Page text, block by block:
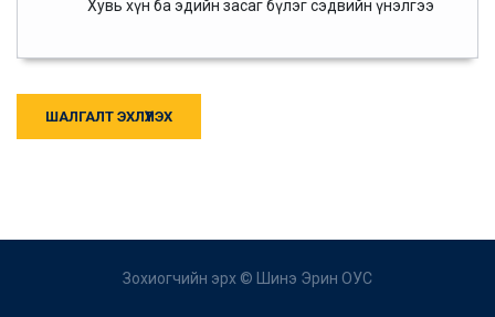
Хувь хүн ба эдийн засаг бүлэг сэдвийн үнэлгээ
ШАЛГАЛТ ЭХЛҮҮЛЭХ
Зохиогчийн эрх © Шинэ Эрин ОУС